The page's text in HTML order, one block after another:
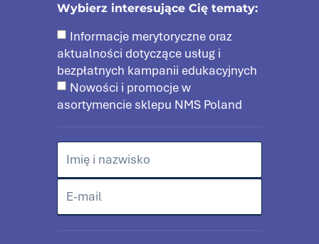
Wybierz interesujące Cię tematy:
Informacje merytoryczne oraz
aktualności dotyczące usług i
bezpłatnych kampanii edukacyjnych
Nowości i promocje w
asortymencie sklepu NMS Poland